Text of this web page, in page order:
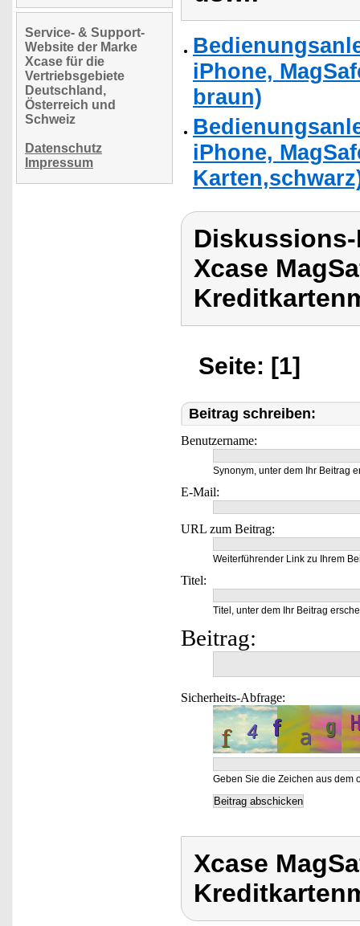
Service- & Support-
Website der Marke
Xcase für die
Vertriebsgebiete
Deutschland,
Österreich und
Schweiz
Datenschutz
Impressum
iPhone,
braun)
iPhone,
Xcase
Seite: [1]
Beitrag schreiben:
Benutzername:
Synonym, unter dem Ihr Beitrag
E-Mail:
URL zum Beitrag:
Weiterführender Link zu Ihrem
Titel:
Titel, unter dem Ihr Beitrag
Beitrag:
Sicherheits-Abfrage:
Geben Sie die Zeichen aus dem
Xcase